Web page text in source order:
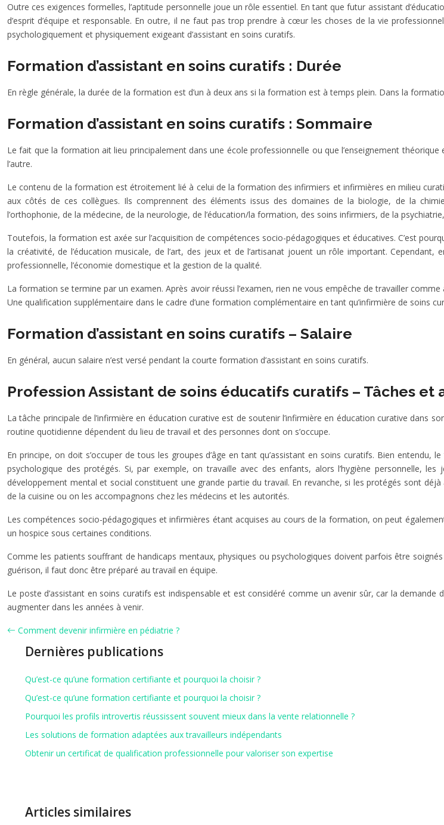
Outre ces exigences formelles, l’aptitude personnelle joue un rôle essentiel. En tant que futur assistant
d’esprit d’équipe et responsable. En outre, il ne faut pas trop prendre à cœur les choses de la vie
psychologiquement et physiquement exigeant d’assistant en soins curatifs.
Formation d’assistant en soins curatifs : Durée
En règle générale, la durée de la formation est d’un à deux ans si la formation est à temps plein. Dans la
Formation d’assistant en soins curatifs : Sommaire
Le fait que la formation ait lieu principalement dans une école professionnelle ou que l’enseignement
l’autre.
Le contenu de la formation est étroitement lié à celui de la formation des infirmiers et infirmières en milieu
aux côtés de ces collègues. Ils comprennent des éléments issus des domaines de la biologie, de la
l’orthophonie, de la médecine, de la neurologie, de l’éducation/la formation, des soins infirmiers, de la
Toutefois, la formation est axée sur l’acquisition de compétences socio-pédagogiques et éducatives. C’est
la créativité, de l’éducation musicale, de l’art, des jeux et de l’artisanat jouent un rôle important.
professionnelle, l’économie domestique et la gestion de la qualité.
La formation se termine par un examen. Après avoir réussi l’examen, rien ne vous empêche de travailler
Une qualification supplémentaire dans le cadre d’une formation complémentaire en tant qu’infirmière de soins
Formation d’assistant en soins curatifs – Salaire
En général, aucun salaire n’est versé pendant la courte formation d’assistant en soins curatifs.
Profession Assistant de soins éducatifs curatifs – Tâches et
La tâche principale de l’infirmière en éducation curative est de soutenir l’infirmière en éducation curative dans
routine quotidienne dépendent du lieu de travail et des personnes dont on s’occupe.
En principe, on doit s’occuper de tous les groupes d’âge en tant qu’assistant en soins curatifs. Bien entendu,
psychologique des protégés. Si, par exemple, on travaille avec des enfants, alors l’hygiène personnelle,
développement mental et social constituent une grande partie du travail. En revanche, si les protégés sont
de la cuisine ou on les accompagnons chez les médecins et les autorités.
Les compétences socio-pédagogiques et infirmières étant acquises au cours de la formation, on peut
un hospice sous certaines conditions.
Comme les patients souffrant de handicaps mentaux, physiques ou psychologiques doivent parfois être
guérison, il faut donc être préparé au travail en équipe.
Le poste d’assistant en soins curatifs est indispensable et est considéré comme un avenir sûr, car la
augmenter dans les années à venir.
Comment devenir infirmière en pédiatrie ?
Dernières publications
Qu’est-ce qu’une formation certifiante et pourquoi la choisir ?
Qu’est-ce qu’une formation certifiante et pourquoi la choisir ?
Pourquoi les profils introvertis réussissent souvent mieux dans la vente relationnelle ?
Les solutions de formation adaptées aux travailleurs indépendants
Obtenir un certificat de qualification professionnelle pour valoriser son expertise
Articles similaires